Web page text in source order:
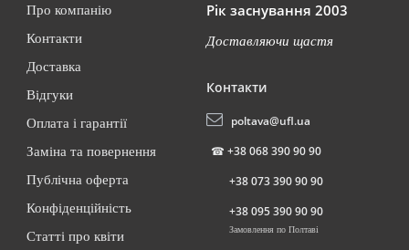
Про компанію
Контакти
Доставка
Відгуки
Оплата і гарантії
Заміна та повернення
Публічна оферта
Конфіденційність
Статті про квіти
Рік заснування 2003
Доставляючи щастя
Контакти
poltava@ufl.ua
☎ +38 068 390 90 90
+38 073 390 90 90
+38 095 390 90 90
Замовлення по Полтаві